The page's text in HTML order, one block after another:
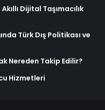
Dijital Taşımacılık
Türk Dış Politikası ve
Nereden Takip Edilir?
Hizmetleri